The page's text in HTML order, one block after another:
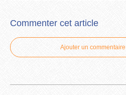
Commenter cet article
Ajouter un commentaire